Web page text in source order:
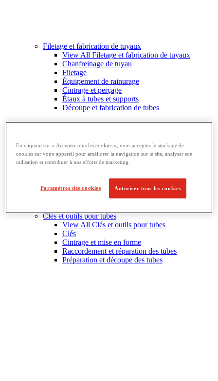
Filetage et fabrication de tuyaux
View All Filetage et fabrication de tuyaux
Chanfreinage de tuyau
Filetage
Équipement de rainurage
Cintrage et perçage
Étaux à tubes et supports
Découpe et fabrication de tubes
Clés et outils pour tubes
View All Clés et outils pour tubes
Clés
Cintrage et mise en forme
Raccordement et réparation des tubes
Préparation et découpe des tubes
En cliquant sur « Accepter tous les cookies », vous acceptez le stockage de
cookies sur votre appareil pour améliorer la navigation sur le site, analyser son
utilisation et contribuer à nos efforts de marketing.
Paramètres des cookies Autoriser tous les cookies